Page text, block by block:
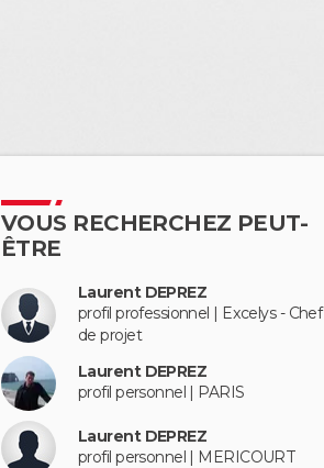
VOUS RECHERCHEZ PEUT-
ÊTRE
Laurent DEPREZ
profil professionnel | Excelys - Chef
de projet
Laurent DEPREZ
profil personnel | PARIS
Laurent DEPREZ
profil personnel | MERICOURT